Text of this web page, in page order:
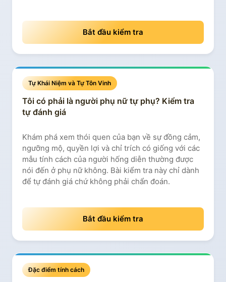
Bắt đầu kiểm tra
Tự Khái Niệm và Tự Tôn Vinh
Tôi có phải là người phụ nữ tự phụ? Kiểm tra
tự đánh giá
Khám phá xem thói quen của bạn về sự đồng cảm,
ngưỡng mộ, quyền lợi và chỉ trích có giống với các
mẫu tính cách của người hống diễn thường được
nói đến ở phụ nữ không. Bài kiểm tra này chỉ dành
để tự đánh giá chứ không phải chẩn đoán.
Bắt đầu kiểm tra
Đặc điểm tính cách